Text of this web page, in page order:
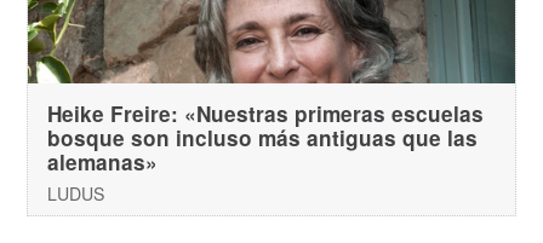
Heike Freire: «Nuestras primeras escuelas
bosque son incluso más antiguas que las
alemanas»
LUDUS